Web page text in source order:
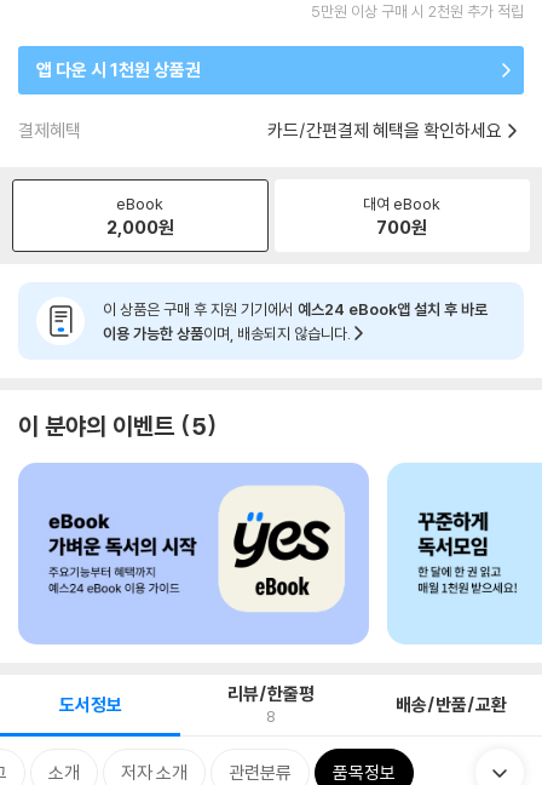
5만원 이상 구매 시 2천원 추가 적립
앱 다운 시 1천원 상품권
결제혜택 카드/간편결제 혜택을 확인하세요
eBook
2,000원
대여 eBook
700원
이 상품은 구매 후 지원 기기에서 예스24 eBook앱 설치 후 바로
이용 가능한 상품이며, 배송되지 않습니다.
이 분야의 이벤트 5
도서정보 리뷰/한줄평
8 배송/반품/교환
소개 저자 소개 관련분류 품목정보